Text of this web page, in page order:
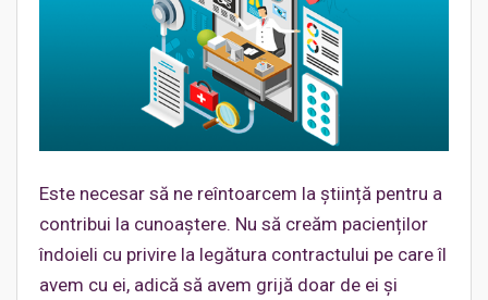
Este necesar să ne reîntoarcem la știință pentru a
contribui la cunoaștere. Nu să creăm pacienților
îndoieli cu privire la legătura contractului pe care îl
avem cu ei, adică să avem grijă doar de ei și